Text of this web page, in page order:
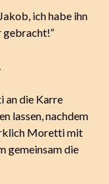
ich habe ihn
gebracht!“
an die Karre
lassen, nachdem
Moretti mit
gemeinsam die